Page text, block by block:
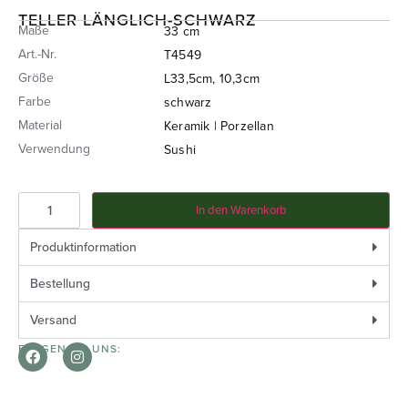
TELLER LÄNGLICH-SCHWARZ
Maße
33 cm
Art.-Nr.
T4549
Größe
L33,5cm, 10,3cm
Farbe
schwarz
Material
Keramik | Porzellan
Verwendung
Sushi
In den Warenkorb
Produktinformation
Bestellung
Versand
FOLGEN SIE UNS: